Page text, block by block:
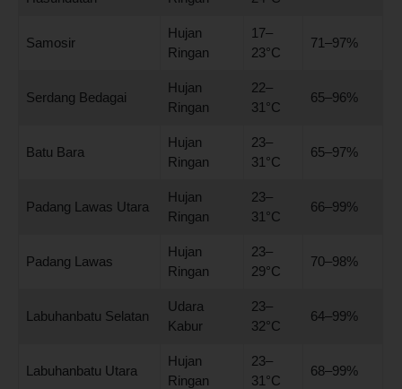
Samosir
Hujan
Ringan
17–
23°C
71–97%
Serdang Bedagai
Hujan
Ringan
22–
31°C
65–96%
Batu Bara
Hujan
Ringan
23–
31°C
65–97%
Padang Lawas Utara
Hujan
Ringan
23–
31°C
66–99%
Padang Lawas
Hujan
Ringan
23–
29°C
70–98%
Labuhanbatu Selatan
Udara
Kabur
23–
32°C
64–99%
Labuhanbatu Utara
Hujan
Ringan
23–
31°C
68–99%